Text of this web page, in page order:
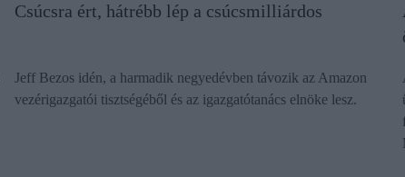
Csúcsra ért, hátrébb lép a csúcsmilliárdos
Jeff Bezos idén, a harmadik negyedévben távozik az Amazon
vezérigazgatói tisztségéből és az igazgatótanács elnöke lesz.